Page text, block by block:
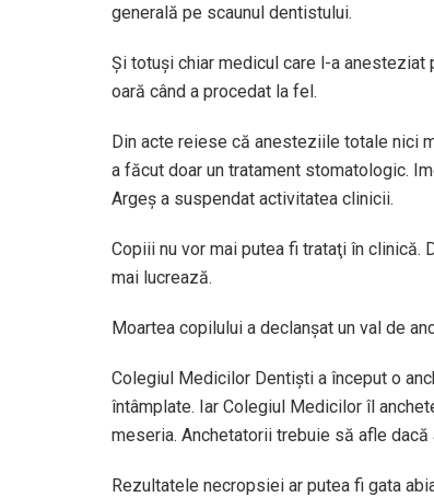
generală pe scaunul dentistului.
Şi totuşi chiar medicul care l-a
oară când a procedat la fel.
Din acte reiese că anesteziile totale nici
a făcut doar un tratament stomatologic.
Argeş a suspendat activitatea clinicii.
Copiii nu vor mai putea fi trataţi în clinică.
mai lucrează.
Moartea copilului a declanşat un val de
Colegiul Medicilor Dentişti a început o
întâmplate. Iar Colegiul Medicilor îl
meseria. Anchetatorii trebuie să afle dacă
Rezultatele necropsiei ar putea fi gata